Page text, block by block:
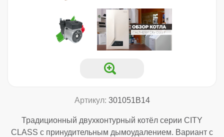
Артикул: 301051B14
Традиционный двухконтурный котёл серии CITY
CLASS с принудительным дымоудалением. Вариант с